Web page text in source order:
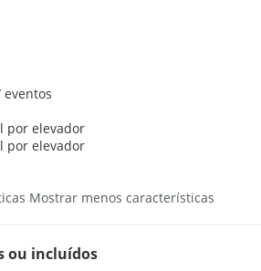
por elevador
por elevador
Mostrar menos características
ou incluídos